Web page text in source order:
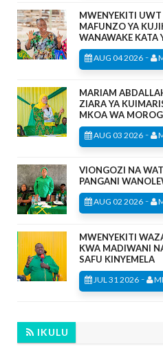
MWENYEKITI
MAFUNZO YA
WANAWAKE KATA
AUG 04 2026 -
MARIAM
ZIARA YA
MKOA WA
AUG 03 2026 -
VIONGOZI NA
PANGANI
AUG 02 2026 -
MWENYEKITI
KWA MADIWANI
SAFU KINYEMELA
JUL 31 2026 -
IKULU